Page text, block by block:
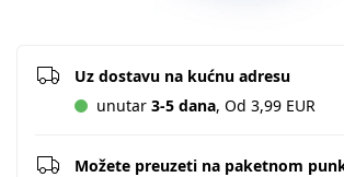
Uz dostavu na kućnu adresu
unutar 3-5 dana, Od 3,99 EUR
Možete preuzeti na paketnom